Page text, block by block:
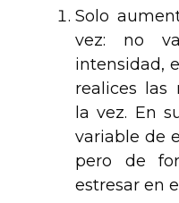
Solo
vez: no
intensidad,
realices las
la vez. En
variable de
pero de
estresar en